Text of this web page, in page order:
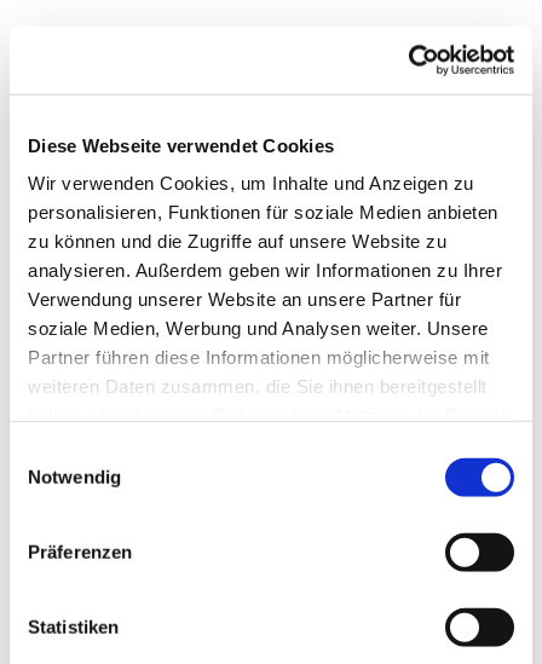
Diese Webseite verwendet Cookies
Wir verwenden Cookies, um Inhalte und Anzeigen zu
personalisieren, Funktionen für soziale Medien anbieten
zu können und die Zugriffe auf unsere Website zu
analysieren. Außerdem geben wir Informationen zu Ihrer
Verwendung unserer Website an unsere Partner für
soziale Medien, Werbung und Analysen weiter. Unsere
Partner führen diese Informationen möglicherweise mit
weiteren Daten zusammen, die Sie ihnen bereitgestellt
Notwendig
Präferenzen
Statistiken
Dies könnte Sie auch
interessieren